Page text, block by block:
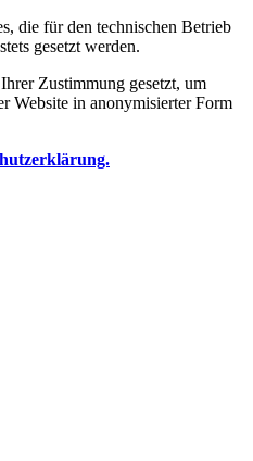
die für den technischen Betrieb
gesetzt werden.
Zustimmung gesetzt, um
Website in anonymisierter Form